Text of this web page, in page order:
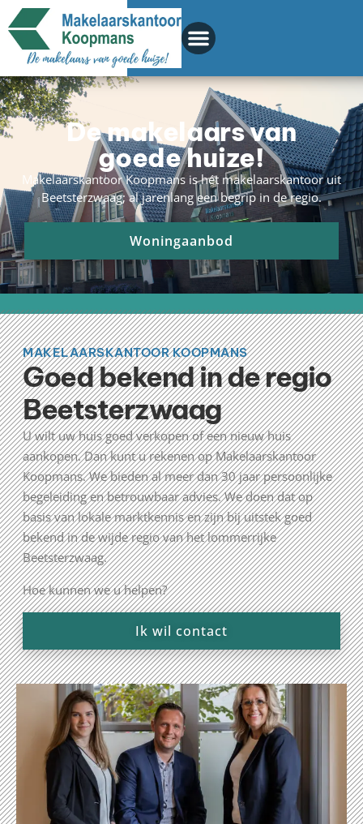
De makelaars van
goede huize!
Makelaarskantoor Koopmans is hét makelaarskantoor uit
Beetsterzwaag; al jarenlang een begrip in de regio.
Woningaanbod
MAKELAARSKANTOOR KOOPMANS
Goed bekend in de regio
Beetsterzwaag
U wilt uw huis goed verkopen of een nieuw huis
aankopen. Dan kunt u rekenen op Makelaarskantoor
Koopmans. We bieden al meer dan 30 jaar persoonlijke
begeleiding en betrouwbaar advies. We doen dat op
basis van lokale marktkennis en zijn bij uitstek goed
bekend in de wijde regio van het lommerrijke
Beetsterzwaag.
Hoe kunnen we u helpen?
Ik wil contact